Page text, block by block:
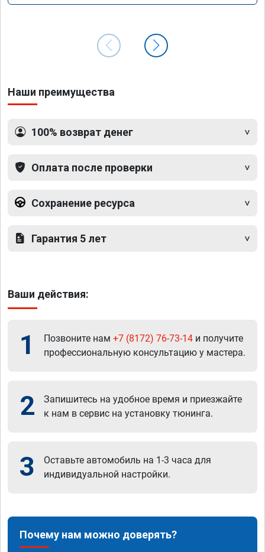
Наши преимущества
100% возврат денег
Оплата после проверки
Сохранение ресурса
Гарантия 5 лет
Ваши действия:
1 Позвоните нам +7 (8172) 76-73-14 и получите
профессиональную консультацию у мастера.
2
Запишитесь на удобное время и приезжайте
к нам в сервис на установку тюнинга.
3
Оставьте автомобиль на 1-3 часа для
индивидуальной настройки.
Почему нам можно доверять?